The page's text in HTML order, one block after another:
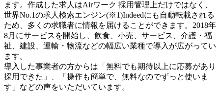
ます。作成した求人はAirワーク 採用管理上だけではなく、
世界No.1の求人検索エンジン(※1)Indeedにも自動転載される
ため、多くの求職者に情報を届けることができます。2018年
8月にサービスを開始し、飲食、小売、サービス、介護・福
祉、建設、運輸・物流などの幅広い業種で導入が広がってい
ます。
導入した事業者の方からは「無料でも期待以上に応募があり
採用できた」、「操作も簡単で、無料なのでずっと使いま
す」などの声をいただいています。